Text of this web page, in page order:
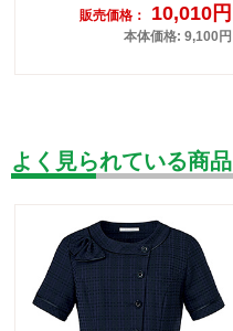
販売価格： 10,010円
本体価格: 9,100円
よく見られている商品